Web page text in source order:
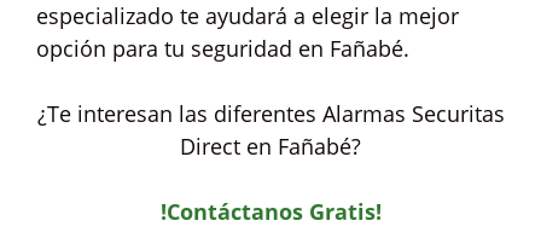
especializado te ayudará a elegir la mejor
opción para tu seguridad en Fañabé.
¿Te interesan las diferentes Alarmas Securitas
Direct en Fañabé?
!Contáctanos Gratis!